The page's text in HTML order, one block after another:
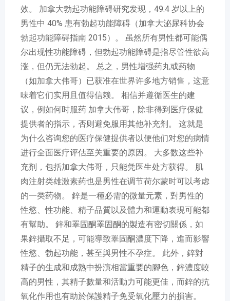
效。 加拿大勃起功能障碍研究发现，49.4 岁以上的
男性中 40% 患有勃起功能障碍（加拿大泌尿科协会
勃起功能障碍指南 2015）。 虽然所有男性都可能偶
尔出现性功能障碍，但勃起功能障碍是指尽管性欲高
涨，但仍无法勃起。 总之，男性增强药丸或药物
（如加拿大伟哥）已获准在世界许多地方销售，这意
味着它们实用且值得信赖。 相信并遵循医生的建
议，例如何时服药 加拿大伟哥，除非得到医疗保健
提供者的指示，否则避免服用其他补充剂。 这就是
为什么咨询您的医疗保健提供者以便他们对您的病情
进行全面医疗评估至关重要的原因。 大多数这些补
充剂，包括加拿大伟哥，只能凭医生处方获得。 肌
肉注射类雄激素药也是男性在调节荷尔蒙时可以考虑
的一类药物。 鋅是一種必需的微量元素，對男性的
性慾、性功能、精子品質以及體力和運動表現可能都
有幫助。 鋅和睪固酮睪固酮的製造有密切關係，如
果鋅攝取不足，可能導致睪固酮濃度下降，進而影響
性慾、勃起功能，甚至與男性不孕症。 此外，鋅對
精子的生成和成熟中扮演相當重要的腳色，鋅濃度較
高的男性，其精子數量和活動力可能更佳，而鋅的抗
氧化作用也有助於保護精子免受氧化壓力的損害。